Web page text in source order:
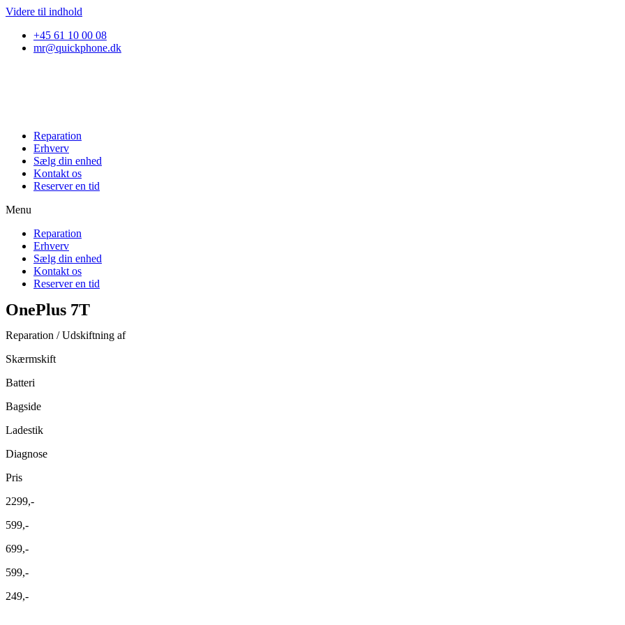
Videre til indhold
+45 61 10 00 08
mr@quickphone.dk
Reparation
Erhverv
Sælg din enhed
Kontakt os
Reserver en tid
Menu
Reparation
Erhverv
Sælg din enhed
Kontakt os
Reserver en tid
OnePlus 7T
Reparation / Udskiftning af
Skærmskift
Batteri
Bagside
Ladestik
Diagnose
Pris
2299,-
599,-
699,-
599,-
249,-